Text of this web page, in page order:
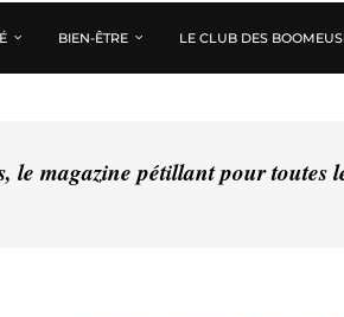
BIEN-ÊTRE LE CLUB DES
le magazine pétillant pour